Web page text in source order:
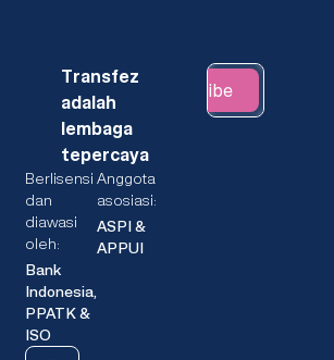
Transfez
adalah
lembaga
tepercaya
Berlisensi
dan
diawasi
oleh:
Bank
Indonesia,
PPATK &
ISO
Anggota
asosiasi:
ASPI &
APPUI
Subscribe